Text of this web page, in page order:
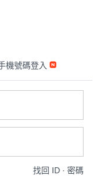
機號碼登入
找回 ID ∙ 密碼